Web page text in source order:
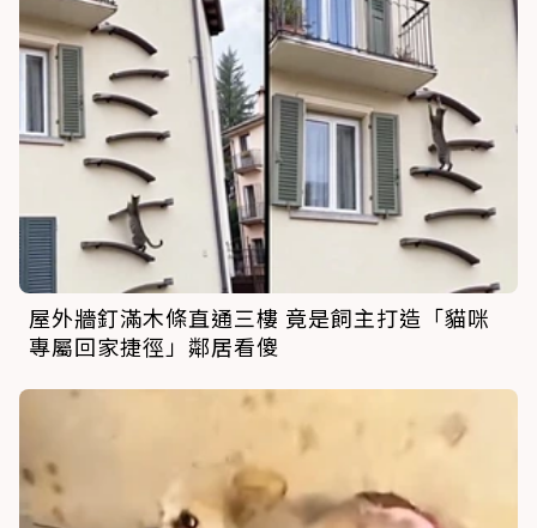
屋外牆釘滿木條直通三樓 竟是飼主打造「貓咪
專屬回家捷徑」鄰居看傻